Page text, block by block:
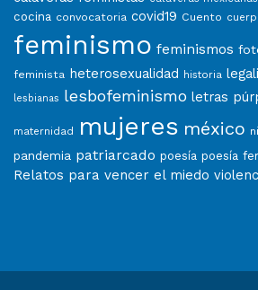
cocina convocatoria covid19 Cuento
feminismo feminismos
feminista heterosexualidad historia
lesbianas lesbofeminismo letras
maternidad mujeres méxico
pandemia patriarcado poesía poesía
Relatos para vencer el miedo